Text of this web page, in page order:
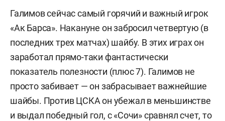
Галимов сейчас самый горячий и важный игрок
«Ак Барса». Накануне он забросил четвертую (в
последних трех матчах) шайбу. В этих играх он
заработал прямо-таки фантастически
показатель полезности (плюс 7). Галимов не
просто забивает — он забрасывает важнейшие
шайбы. Против ЦСКА он убежал в меньшинстве
и выдал победный гол, с «Сочи» сравнял счет, то